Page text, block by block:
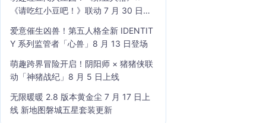
《请吃红小豆吧！》联动 7 月 30 日开
爱意催生凶兽！第五人格全新 IDENTIT
Y 系列监管者「心兽」8 月 13 日登场
萌趣跨界冒险开启！阴阳师 × 猪猪侠联
动「神猪战纪」8 月 5 日上线
无限暖暖 2.8 版本黄金尘 7 月 17 日上
线 新地图磐城五星套装更新